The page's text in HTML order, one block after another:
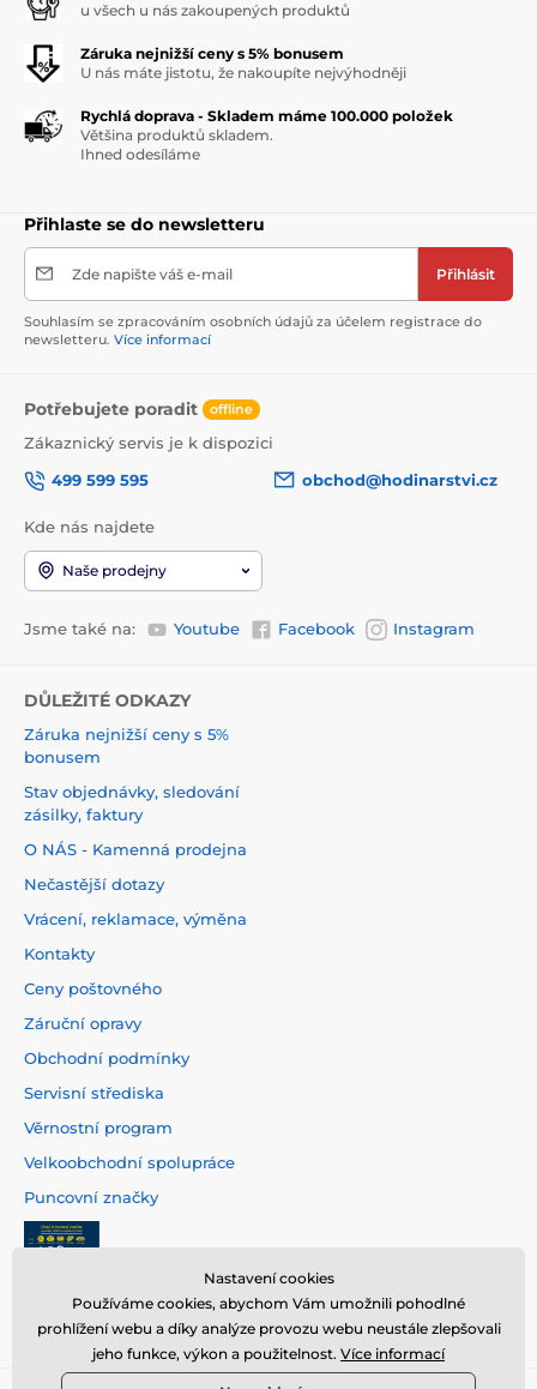
u všech u nás zakoupených produktů
Záruka nejnižší ceny s 5% bonusem
U nás máte jistotu, že nakoupíte nejvýhodněji
Rychlá doprava - Skladem máme 100.000 položek
Většina produktů skladem.
Ihned odesíláme
Přihlaste se do newsletteru
Zde napište váš e-mail Přihlásit
Souhlasím se zpracováním osobních údajů za účelem registrace do
newsletteru. Více informací
Potřebujete poradit offline
Zákaznický servis je k dispozici
499 599 595
obchod@hodinarstvi.cz
Kde nás najdete
Naše prodejny
Jsme také na: Youtube Facebook Instagram
DŮLEŽITÉ ODKAZY
Záruka nejnižší ceny s 5%
bonusem
Stav objednávky, sledování
zásilky, faktury
O NÁS - Kamenná prodejna
Nečastější dotazy
Vrácení, reklamace, výměna
Kontakty
Ceny poštovného
Záruční opravy
Obchodní podmínky
Servisní střediska
Věrnostní program
Velkoobchodní spolupráce
Puncovní značky
Nastavení cookies
Používáme cookies, abychom Vám umožnili pohodlné
prohlížení webu a díky analýze provozu webu neustále zlepšovali
jeho funkce, výkon a použitelnost. Více informací